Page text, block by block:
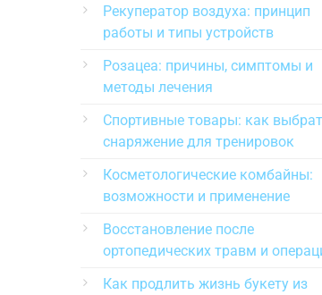
Рекуператор воздуха: принцип
работы и типы устройств
Розацеа: причины, симптомы и
методы лечения
Спортивные товары: как
снаряжение для тренировок
Косметологические комбайны:
возможности и применение
Восстановление после
ортопедических травм и
Как продлить жизнь букету из